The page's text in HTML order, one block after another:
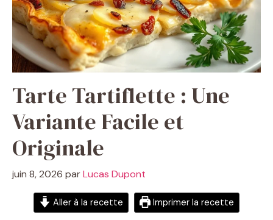
Tarte Tartiflette : Une
Variante Facile et
Originale
juin 8, 2026 parLucas Dupont
Aller à la recette Imprimer la recette